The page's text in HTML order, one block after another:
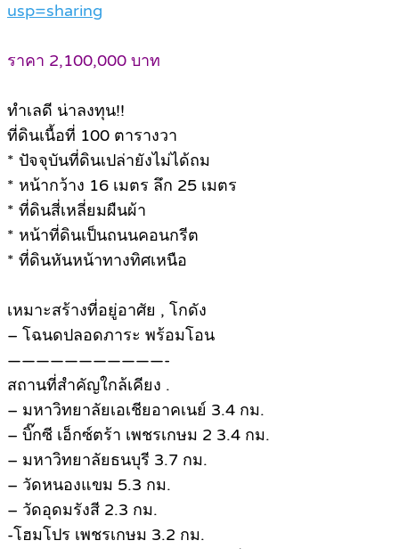
usp=sharing
ราคา 2,100,000 บาท
ทำเลดี น่าลงทุน!!
ที่ดินเนื้อที่ 100 ตารางวา
* ปัจจุบันที่ดินเปล่ายังไม่ได้ถม
* หน้ากว้าง 16 เมตร ลึก 25 เมตร
* ที่ดินสี่เหลี่ยมผืนผ้า
* หน้าที่ดินเป็นถนนคอนกรีต
* ที่ดินหันหน้าทางทิศเหนือ
เหมาะสร้างที่อยู่อาศัย , โกดัง
– โฉนดปลอดภาระ พร้อมโอน
———————————-
สถานที่สำคัญใกล้เคียง .
– มหาวิทยาลัยเอเชียอาคเนย์ 3.4 กม.
– บิ๊กซี เอ็กซ์ตร้า เพชรเกษม 2 3.4 กม.
– มหาวิทยาลัยธนบุรี 3.7 กม.
– วัดหนองแขม 5.3 กม.
– วัดอุดมรังสี 2.3 กม.
-โฮมโปร เพชรเกษม 3.2 กม.